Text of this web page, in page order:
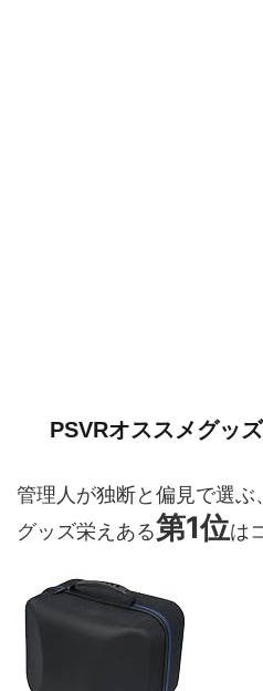
PSVRオススメグッ
管理人が独断と偏見で選ぶ
グッズ栄えある第1位は